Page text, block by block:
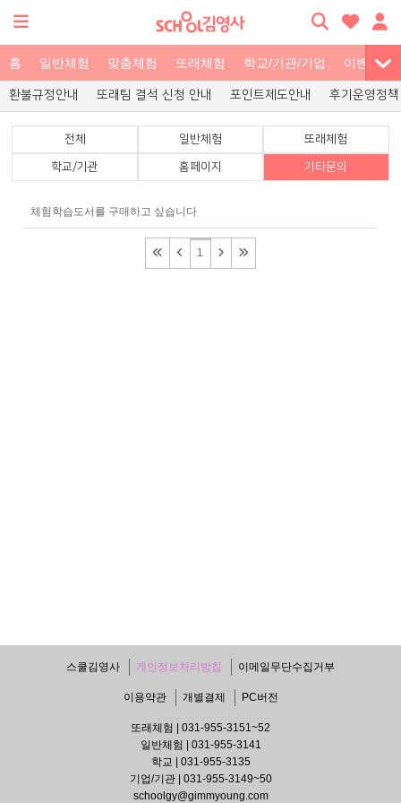
홈 일반체험 맞춤체험 또래체험 학교/기관/기업 이벤트
환불규정안내 또래팀 결석 신청 안내 포인트제도안내 후기운영정책
전체 일반체험 또래체험
학교/기관 홈페이지 기타문의
체험학습도서를 구매하고 싶습니다
1
스쿨김영사 개인정보처리방침 이메일무단수집거부
이용약관 개별결제 PC버전
또래체험 | 031-955-3151~52
일반체험 | 031-955-3141
학교 | 031-955-3135
기업/기관 | 031-955-3149~50
schoolgy@gimmyoung.com